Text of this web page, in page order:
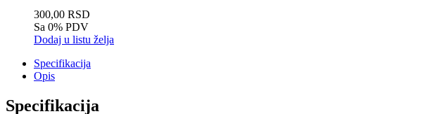
300,00 RSD
Sa 0% PDV
Dodaj u listu želja
Specifikacija
Opis
Specifikacija